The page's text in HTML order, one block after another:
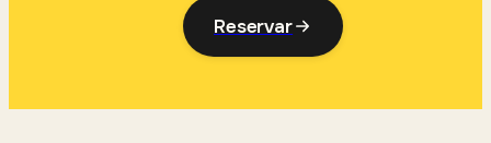
Reservar